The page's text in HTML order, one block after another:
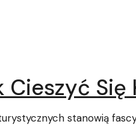
Cieszyć
stanowią